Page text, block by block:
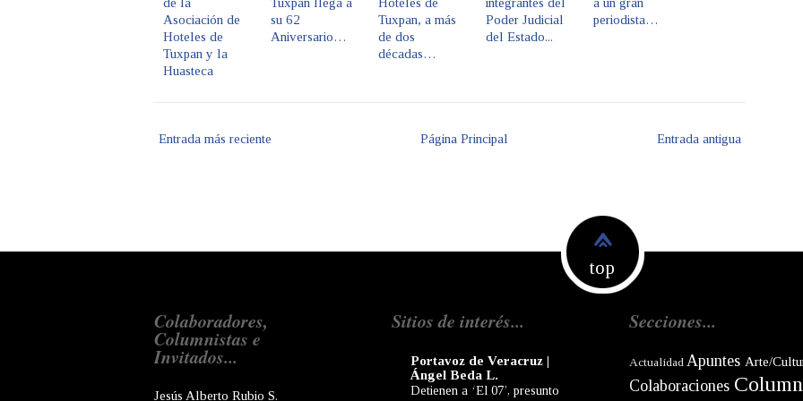
Asociación de
Hoteles de
Tuxpan y la
Huasteca
su 62
Aniversario…
Tuxpan, a más
de dos
décadas…
Poder Judicial
del Estado...
periodista…
Entrada más reciente Entrada antigua
Página Principal
top
Colaboradores,
Columnistas e
Invitados...
Jesús Alberto Rubio S.
Sitios de interés...
Portavoz de Veracruz |
Ángel Beda L.
Detienen a ‘El 07’, presunto
Secciones...
Actualidad Apuntes Arte/
Colaboraciones